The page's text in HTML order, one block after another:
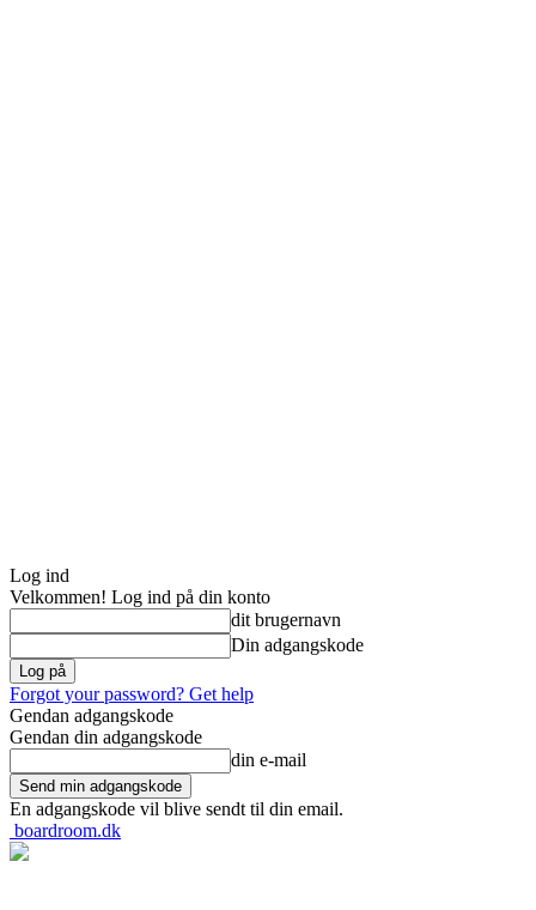
Log ind
Velkommen! Log ind på din konto
dit brugernavn
Din adgangskode
Forgot your password? Get help
Gendan adgangskode
Gendan din adgangskode
din e-mail
En adgangskode vil blive sendt til din email.
boardroom.dk